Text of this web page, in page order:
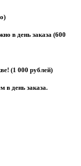
в день заказа (600
(1 000 рублей)
в день заказа.